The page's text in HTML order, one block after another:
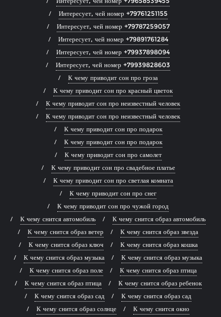
Интересует, чей номер +79761251155
Интересует, чей номер +79787259057
Интересует, чей номер +79891761284
Интересует, чей номер +79937898094
Интересует, чей номер +79939828603
К чему приводит сон про гроза
К чему приводит сон про красный цветок
К чему приводит сон про неизвестный человек
К чему приводит сон про неизвестный человек
К чему приводит сон про подарок
К чему приводит сон про подарок
К чему приводит сон про самолет
К чему приводит сон про свадебное платье
К чему приводит сон про светлая комната
К чему приводит сон про снег
К чему приводит сон про чужой город
К чему снится автомобиль
К чему снится образ автомобиль
К чему снится образ ветер
К чему снится образ звезда
К чему снится образ ключ
К чему снится образ кошка
К чему снится образ музыка
К чему снится образ музыка
К чему снится образ поле
К чему снится образ птица
К чему снится образ птица
К чему снится образ ребенок
К чему снится образ сад
К чему снится образ сад
К чему снится образ солнце
К чему снится окно